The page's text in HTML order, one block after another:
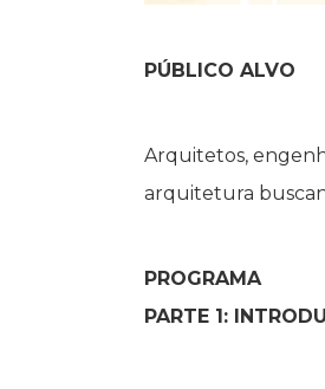
PÚBLICO ALVO
Arquitetos,
arquitetura
PROGRAMA
PARTE 1: